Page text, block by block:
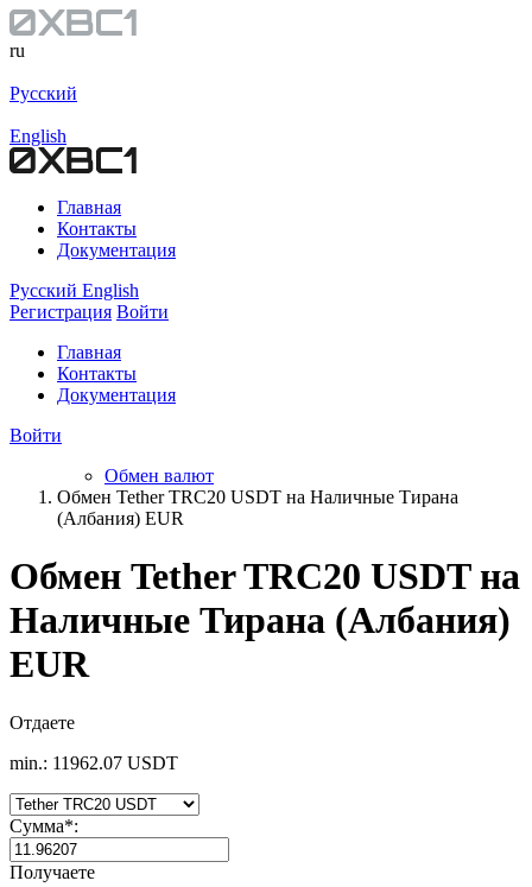
ru
Русский
English
Главная
Контакты
Документация
Русский English
Регистрация Войти
Главная
Контакты
Документация
Войти
Обмен валют
Обмен Tether TRC20 USDT на Наличные Тирана
(Албания) EUR
Обмен Tether TRC20 USDT на
Наличные Тирана (Албания)
EUR
Отдаете
min.: 11962.07 USDT
Сумма*:
Получаете